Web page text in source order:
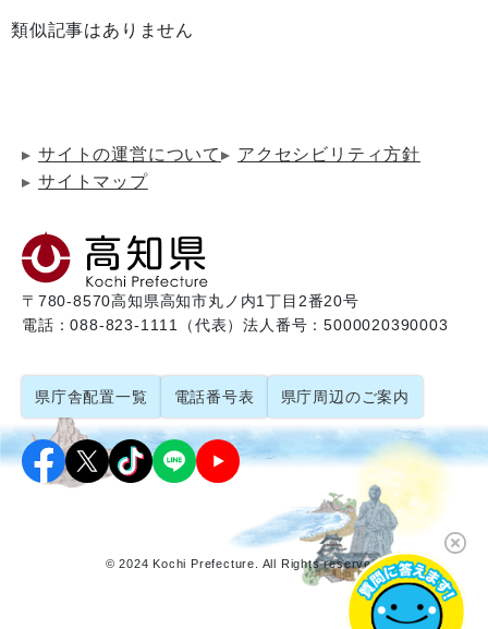
類似記事はありません
サイトの運営について
アクセシビリティ方針
サイトマップ
〒780-8570高知県高知市丸ノ内1丁目2番20号
電話：088-823-1111（代表）法人番号：5000020390003
県庁舎配置一覧 電話番号表 県庁周辺のご案内
© 2024 Kochi Prefecture. All Rights reserved.